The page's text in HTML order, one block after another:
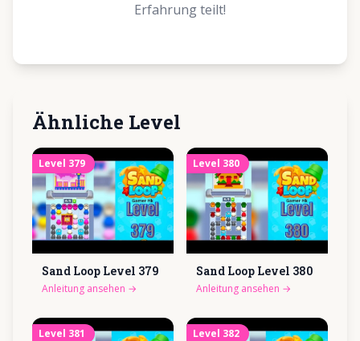
Erfahrung teilt!
Ähnliche Level
Level 379
Sand Loop Level 379
Anleitung ansehen →
Level 380
Sand Loop Level 380
Anleitung ansehen →
Level 381 Level 382